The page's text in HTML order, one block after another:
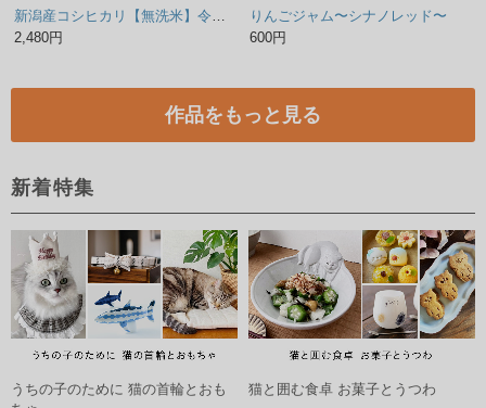
2,480円
りんごジャム〜シナノレッド〜
600円
作品をもっと見る
新着特集
うちの子のために 猫の首輪とおも
猫と囲む食卓 お菓子とうつわ